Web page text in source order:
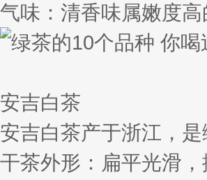
气味：清香味属嫩度
安吉白茶
安吉白茶产于浙江，
干茶外形：扁平光滑，